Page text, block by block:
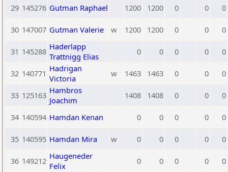
29 145276 Gutman Raphael 1200 1200 0 0 0
30 147007 Gutman Valerie w 1200 1200 0 0 0
31 145288 Haderlapp
Trattnigg Elias
0 0 0 0 0
32 140771 Hadrigan
Victoria
w 1463 1463 0 0 0
33 125163 Hambros
Joachim
1408 1408 0 0 0
34 140594 Hamdan Kenan 0 0 0 0 0
35 140595 Hamdan Mira w 0 0 0 0 0
36 149212 Haugeneder
Felix
0 0 0 0 0